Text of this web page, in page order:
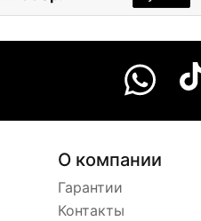
О компании
Гарантии
Контакты